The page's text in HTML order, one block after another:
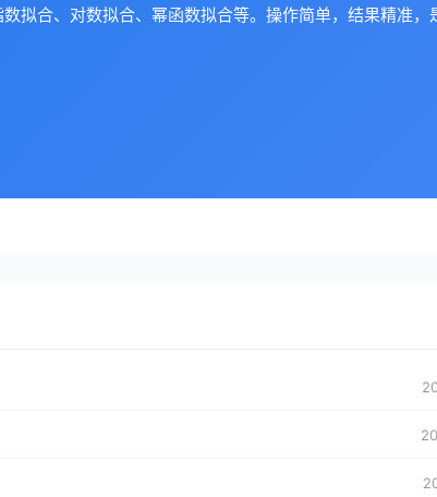
拟合、对数拟合、幂函数拟合等。操作简单，结果精准，